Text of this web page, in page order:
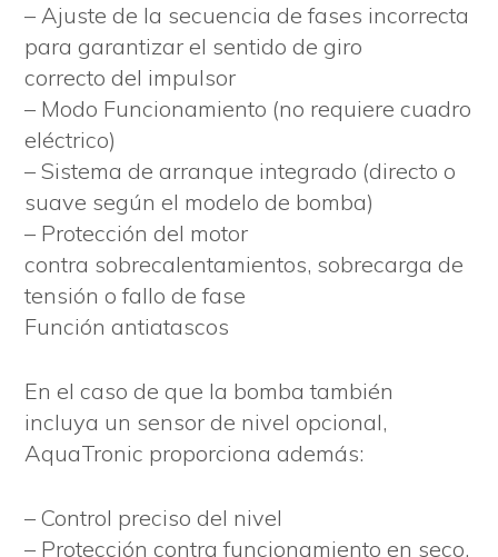
– Ajuste de la secuencia de fases incorrecta
para garantizar el sentido de giro
correcto del impulsor
– Modo Funcionamiento (no requiere cuadro
eléctrico)
– Sistema de arranque integrado (directo o
suave según el modelo de bomba)
– Protección del motor
contra sobrecalentamientos, sobrecarga de
tensión o fallo de fase
Función antiatascos
En el caso de que la bomba también
incluya un sensor de nivel opcional,
AquaTronic proporciona además:
– Control preciso del nivel
– Protección contra funcionamiento en seco,